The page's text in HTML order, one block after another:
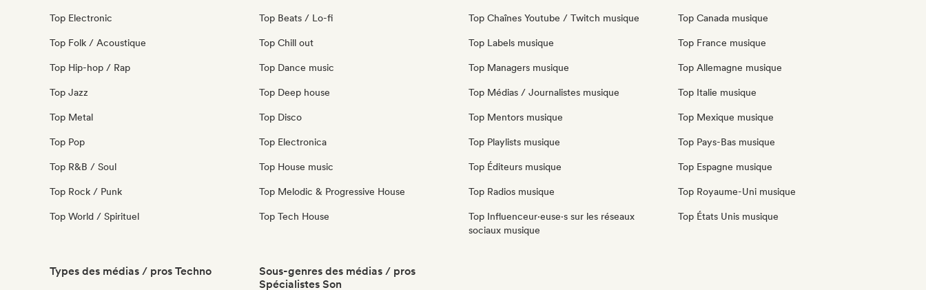
Top Electronic
Top Folk / Acoustique
Top Hip-hop / Rap
Top Jazz
Top Metal
Top Pop
Top R&B / Soul
Top Rock / Punk
Top World / Spirituel
Top Beats / Lo-fi
Top Chill out
Top Dance music
Top Deep house
Top Disco
Top Electronica
Top House music
Top Melodic & Progressive House
Top Tech House
Top Chaînes Youtube / Twitch musique
Top Labels musique
Top Managers musique
Top Médias / Journalistes musique
Top Mentors musique
Top Playlists musique
Top Éditeurs musique
Top Radios musique
Top Influenceur·euse·s sur les réseaux
sociaux musique
Top Canada musique
Top France musique
Top Allemagne musique
Top Italie musique
Top Mexique musique
Top Pays-Bas musique
Top Espagne musique
Top Royaume-Uni musique
Top États Unis musique
Types des médias / pros Techno
Sous-genres des médias / pros
Spécialistes Son